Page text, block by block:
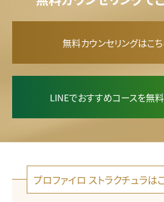
ロ
ク
無料カウンセリングはこち
LINEでおすすめコースを無
プロファイロ ストラクチュラは